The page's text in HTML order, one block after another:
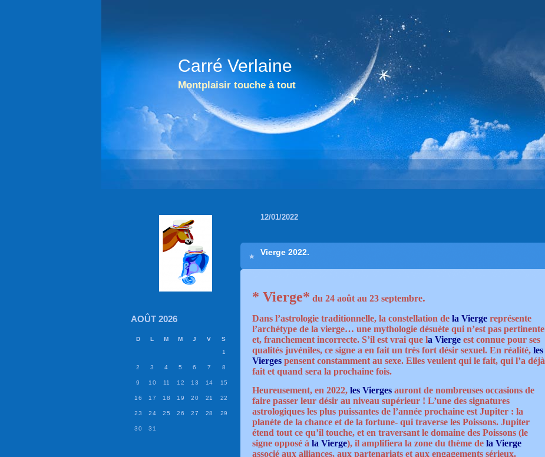
Carré Verlaine
Montplaisir touche à tout
AOÛT 2026
D L M M J V
S
1
2 3 4 5 6 7 8
9 10 11 12 13 14 15
16 17 18 19 20 21 22
23 24 25 26 27 28 29
30 31
12/01/2022
Vierge 2022.
* Vierge* du 24 août au 23 septembre.
Dans l’astrologie traditionnelle, la constellation de la Vierge représente
l’archétype de la vierge… une mythologie désuète qui n’est pas pertinente
et, franchement incorrecte. S’il est vrai que la Vierge est connue pour ses
qualités juvéniles, ce signe a en fait un très fort désir sexuel. En réalité, les
Vierges pensent constamment au sexe. Elles veulent qui le fait, qui l’a déjà
fait et quand sera la prochaine fois.
Heureusement, en 2022, les Vierges auront de nombreuses occasions de
faire passer leur désir au niveau supérieur ! L’une des signatures
astrologiques les plus puissantes de l’année prochaine est Jupiter : la
planète de la chance et de la fortune- qui traverse les Poissons. Jupiter
étend tout ce qu’il touche, et en traversant le domaine des Poissons (le
signe opposé à la Vierge), il amplifiera la zone du thème de la Vierge
associé aux alliances, aux partenariats et aux engagements sérieux.